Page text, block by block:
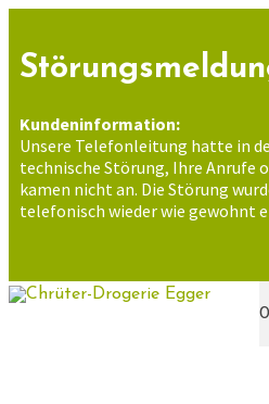
springen
Kundeninformation:
Unsere Telefonleitung hatte in
technische Störung, Ihre Anrufe
kamen nicht an. Die Störung
telefonisch wieder wie gewohnt
0